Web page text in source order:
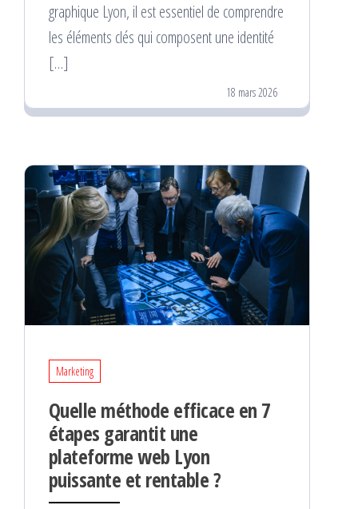
graphique Lyon, il est essentiel de comprendre
les éléments clés qui composent une identité
[…]
18 mars 2026
Marketing
Quelle méthode efficace en 7
étapes garantit une
plateforme web Lyon
puissante et rentable ?